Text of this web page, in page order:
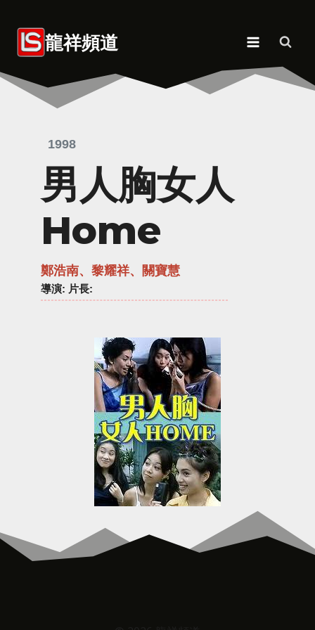
content 龍祥頻道
1998
男人胸女人
Home
鄭浩南、黎耀祥、關寶慧
導演: 片長: